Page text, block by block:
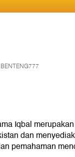
Iqbal
dan
pemahaman